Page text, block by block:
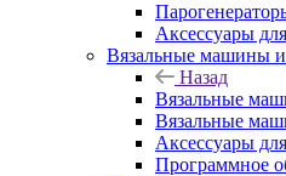
Аксессуары
Вязальные машины и
Назад
Вязальные
Вязальные
Аксессуары
Программное